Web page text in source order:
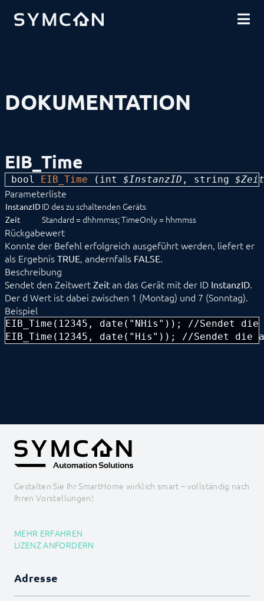
COMMUNITY
DOKUMENTATION
EINFÜHRUNG
INSTALLATION
MODULREFERENZ
Geräte
ALLNET
BACnet
Catan
digitalSTROM
DMX / ArtNet
EgiGeoZone
ekey
ekey bionyx
EnOcean
FHZ1X00PC
FS10 Wetter
GARDENA smart system
Geofency
Heating Control
Home Connect
HomeMatic
Image Grabber
EIB_Counter32Bit
EIB_Date
EIB_DimControl
EIB_DriveBladeValue
EIB_DriveMove
EIB_FloatValue
EIB_Move
EIB_PriorityPosition
EIB_RequestStatus
EIB_Time
bool EIB_Time ( int $InstanzID , string $Zeit
Parameterliste
InstanzIDID des zu schaltenden Geräts
Zeit Standard = dhhmmss; TimeOnly = hhmmss
Rückgabewert
Konnte der Befehl erfolgreich ausgeführt werden, liefert er
als Ergebnis TRUE, andernfalls FALSE.
Beschreibung
Sendet den Zeitwert Zeit an das Gerät mit der ID InstanzID.
Der d Wert ist dabei zwischen 1 (Montag) und 7 (Sonntag).
Beispiel
EIB_Time(12345, date("NHis")); //Sendet
EIB_Time(12345, date("His")); //Sendet die
Gestalten Sie Ihr SmartHome wirklich smart – vollständig nach
Ihren Vorstellungen!
MEHR ERFAHREN
LIZENZ ANFORDERN
Adresse